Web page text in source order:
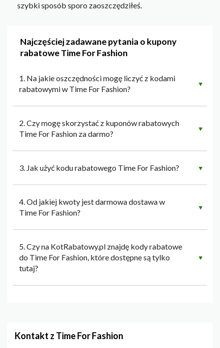
szybki sposób sporo zaoszczędziłeś.
Najczęściej zadawane pytania o kupony
rabatowe Time For Fashion
1. Na jakie oszczędności mogę liczyć z kodami
rabatowymi w Time For Fashion?
▼
2. Czy mogę skorzystać z kuponów rabatowych
Time For Fashion za darmo?
▼
3. Jak użyć kodu rabatowego Time For Fashion? ▼
4. Od jakiej kwoty jest darmowa dostawa w
Time For Fashion?
▼
5. Czy na KotRabatowy.pl znajdę kody rabatowe
do Time For Fashion, które dostępne są tylko
tutaj?
▼
Kontakt z Time For Fashion